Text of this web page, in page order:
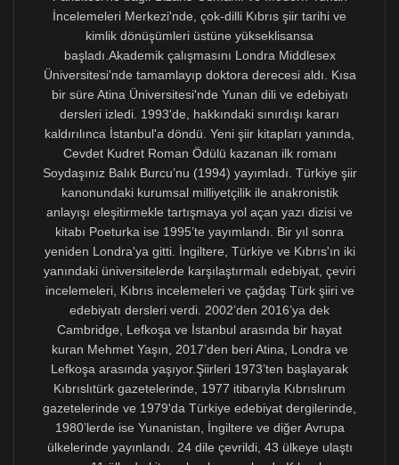
Edebiyatlar Festivali’nde, Türkçe yazan bir şairin ilk
kez tek başına bir uluslararası toplantıda Kıbrıs
Cumhuriyeti’ni temsil etmesinden rahatsızlık
duymayarak ileri bir adım atan Kültür Yardımcı
Bakanlığı davet edilişime onay vermişti. Ben de
Japonya’da diğer AB’li yazarların beklemediği bir
biçimde, AB dili olmayan Türkçeyi, İngilizce ile
Yunancaya karıştırmak durumunda kalmıştım.
Bunlar gibi birçok uluslararası toplantı vesilesiyle,
Türkçenin Kıbrıs Cumhuriyeti ve AB içindeki yeri
konusunda öteden beri girişimler yapmam gerekti.
1997-2001 arasında Kıbrıs’ın AB’ye tam üyelik
sürecinden sorumlu Brüksel’deki birimle beş yıllık bir
sözleşme imzalayarak tüm Kıbrıslıların dillerini ve
kültürlerini birbiriyle buluşturup Avrupa’ya bağlayan
yayınlar, çeviriler, şiir okuma günleri, akademik
konferanslar içeren bir dizi projeyi yönetmiştim. Bu
amaçla, B2 düzeyi organizasyonların başındaki Brüksel
avrokratı M. Combescot ile işbirliği içinde çalışmıştım.
Hem Kıbrıs Cumhuriyeti’nin resmî dillerinden hem de
Kıbrıslıların edebiyat dillerinden biri olan Türkçenin
AB’de nasıl yer alacağı o yıllarda hararetli bir tartışma
konusuydu.